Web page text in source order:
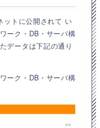
ットに公開されて い
ーク・DB・サーバ構
データは下記の通り
ーク・DB・サーバ構